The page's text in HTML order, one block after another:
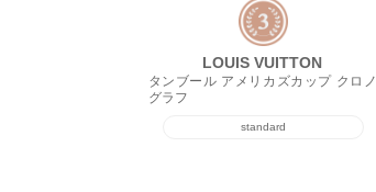
LOUIS VUITTON
タンブール アメリカズカップ クロノ
グラフ
standard